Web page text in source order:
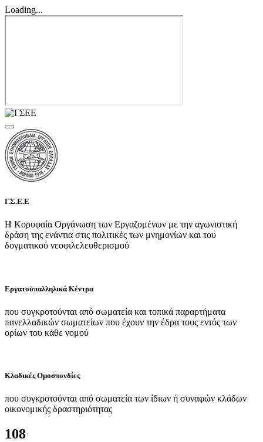
Loading...
Γ.Σ.Ε.Ε
Η Κορυφαία Οργάνωση των Εργαζομένων με την αγωνιστική
δράση της ενάντια στις πολιτικές των μνημονίων και του
δογματικού νεοφιλελευθερισμού
Εργατοϋπαλληλικά Κέντρα
που συγκροτούνται από σωματεία και τοπικά παραρτήματα
πανελλαδικών σωματείων που έχουν την έδρα τους εντός των
ορίων του κάθε νομού
Κλαδικές Ομοσπονδίες
που συγκροτούνται από σωματεία των ίδιων ή συναφών κλάδων
οικονομικής δραστηριότητας
108